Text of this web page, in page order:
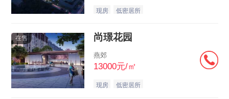
现房 低密居所
在售 尚璟花园
燕郊
13000元/㎡
现房 低密居所